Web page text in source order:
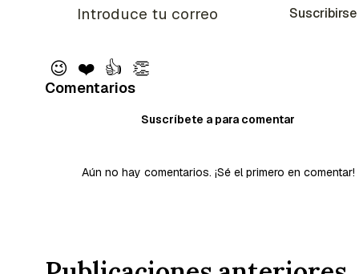
Suscribirse
😉 ❤️ 👍 👏
Comentarios
Suscríbete a para comentar
Aún no hay comentarios. ¡Sé el primero en comentar!